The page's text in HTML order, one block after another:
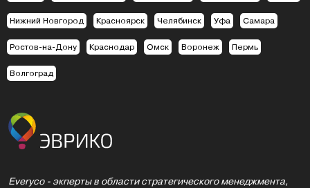
Нижний Новгород Красноярск Челябинск Уфа Самара
Ростов-на-Дону Краснодар Омск Воронеж Пермь
Волгоград
Everyco - экперты в области стратегического менеджмента,